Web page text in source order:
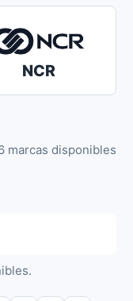
NCR
marcas disponibles